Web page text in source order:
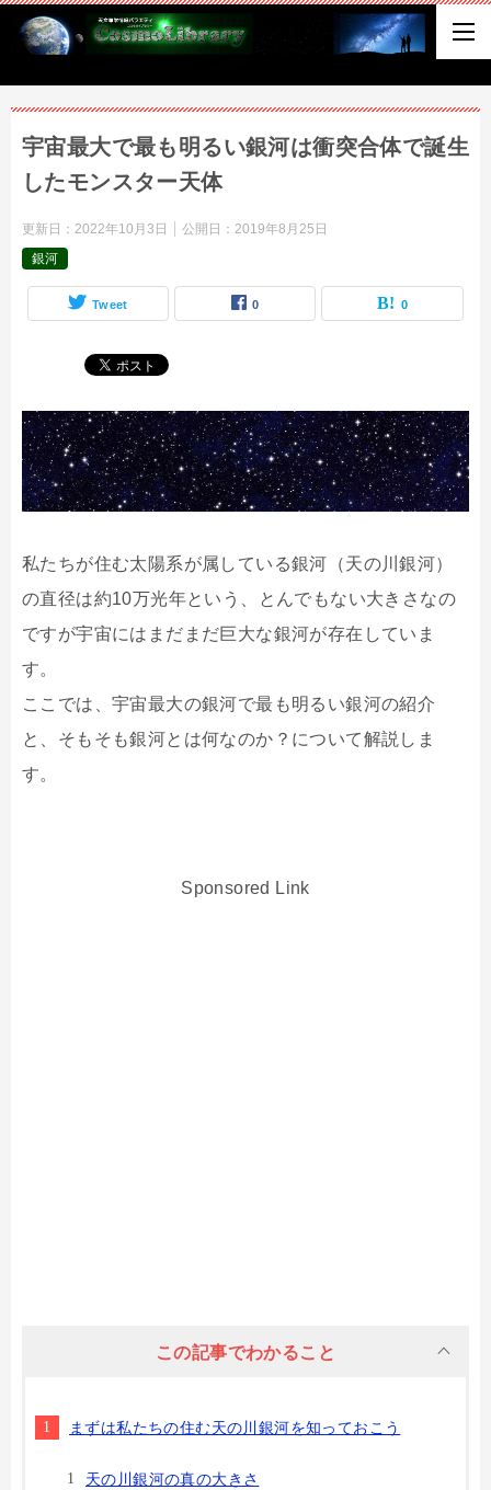
宇宙最大で最も明るい銀河は衝突合体で誕生
したモンスター天体
更新日： 2022年10月3日 公開日： 2019年8月25日
銀河
Tweet 0 0
私たちが住む太陽系が属している銀河（天の川銀河）
の直径は約10万光年という、とんでもない大きさなの
ですが宇宙にはまだまだ巨大な銀河が存在していま
す。
ここでは、宇宙最大の銀河で最も明るい銀河の紹介
と、そもそも銀河とは何なのか？について解説しま
す。
Sponsored Link
この記事でわかること
まずは私たちの住む天の川銀河を知っておこう
天の川銀河の真の大きさ